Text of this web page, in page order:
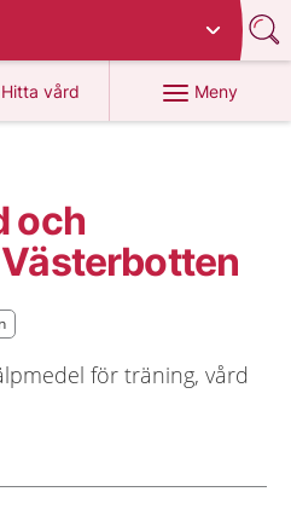
Hitta vård
på 1177.se
Meny
och
för träning, vård